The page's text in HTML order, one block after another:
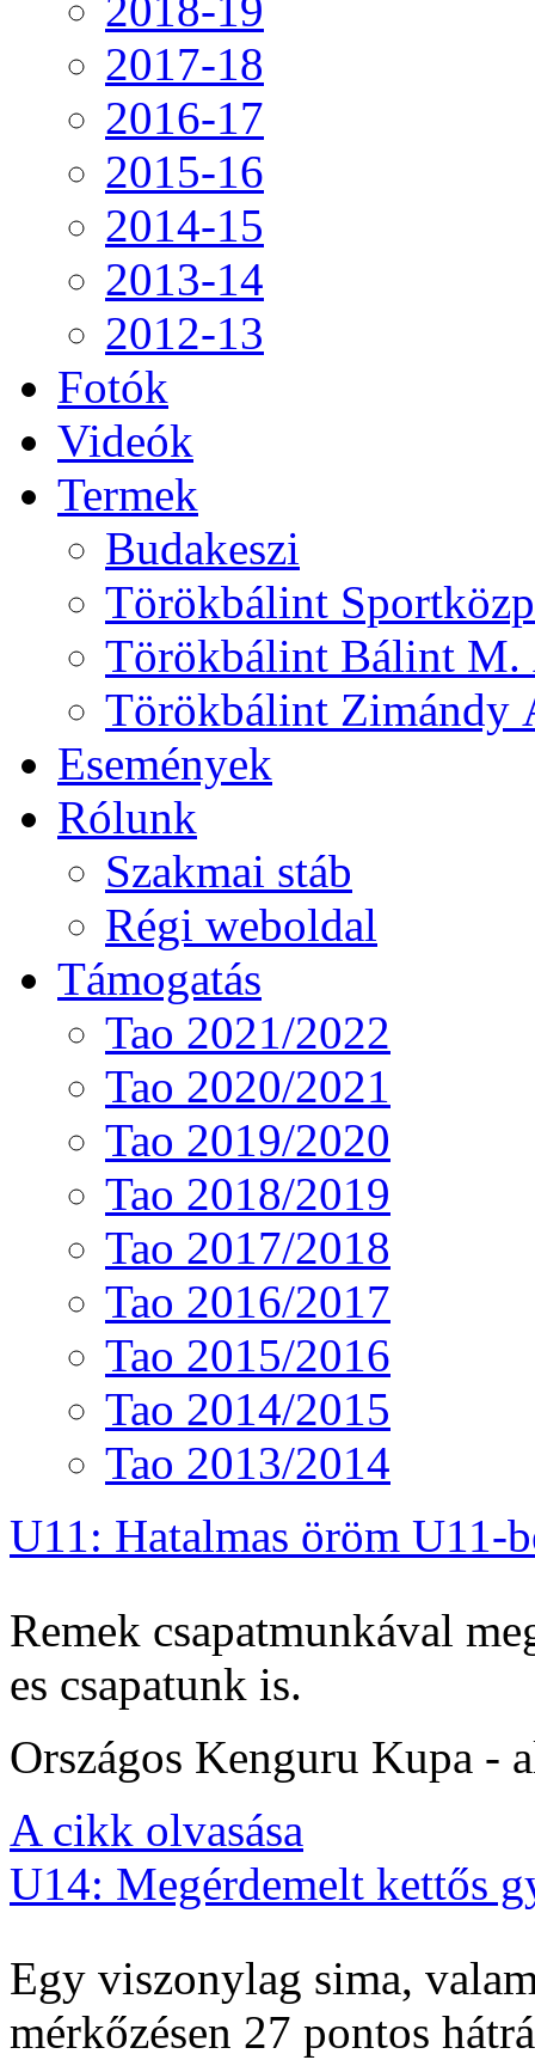
2017-18
2016-17
2015-16
2014-15
2013-14
2012-13
Fotók
Videók
Termek
Budakeszi
Törökbálint
Törökbálint Bálint
Törökbálint Zimándy
Események
Rólunk
Szakmai stáb
Régi weboldal
Támogatás
Tao 2021/2022
Tao 2020/2021
Tao 2019/2020
Tao 2018/2019
Tao 2017/2018
Tao 2016/2017
Tao 2015/2016
Tao 2014/2015
Tao 2013/2014
U11: Hatalmas öröm U11-
Remek csapatmunkával
es csapatunk is.
Országos Kenguru Kupa -
A cikk olvasása
U14: Megérdemelt kettős
Egy viszonylag sima,
mérkőzésen 27 pontos